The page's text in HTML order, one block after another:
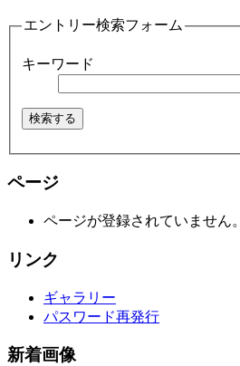
エントリー検索フォーム
キーワード
ページ
ページが登録されていません。
リンク
ギャラリー
パスワード再発行
新着画像